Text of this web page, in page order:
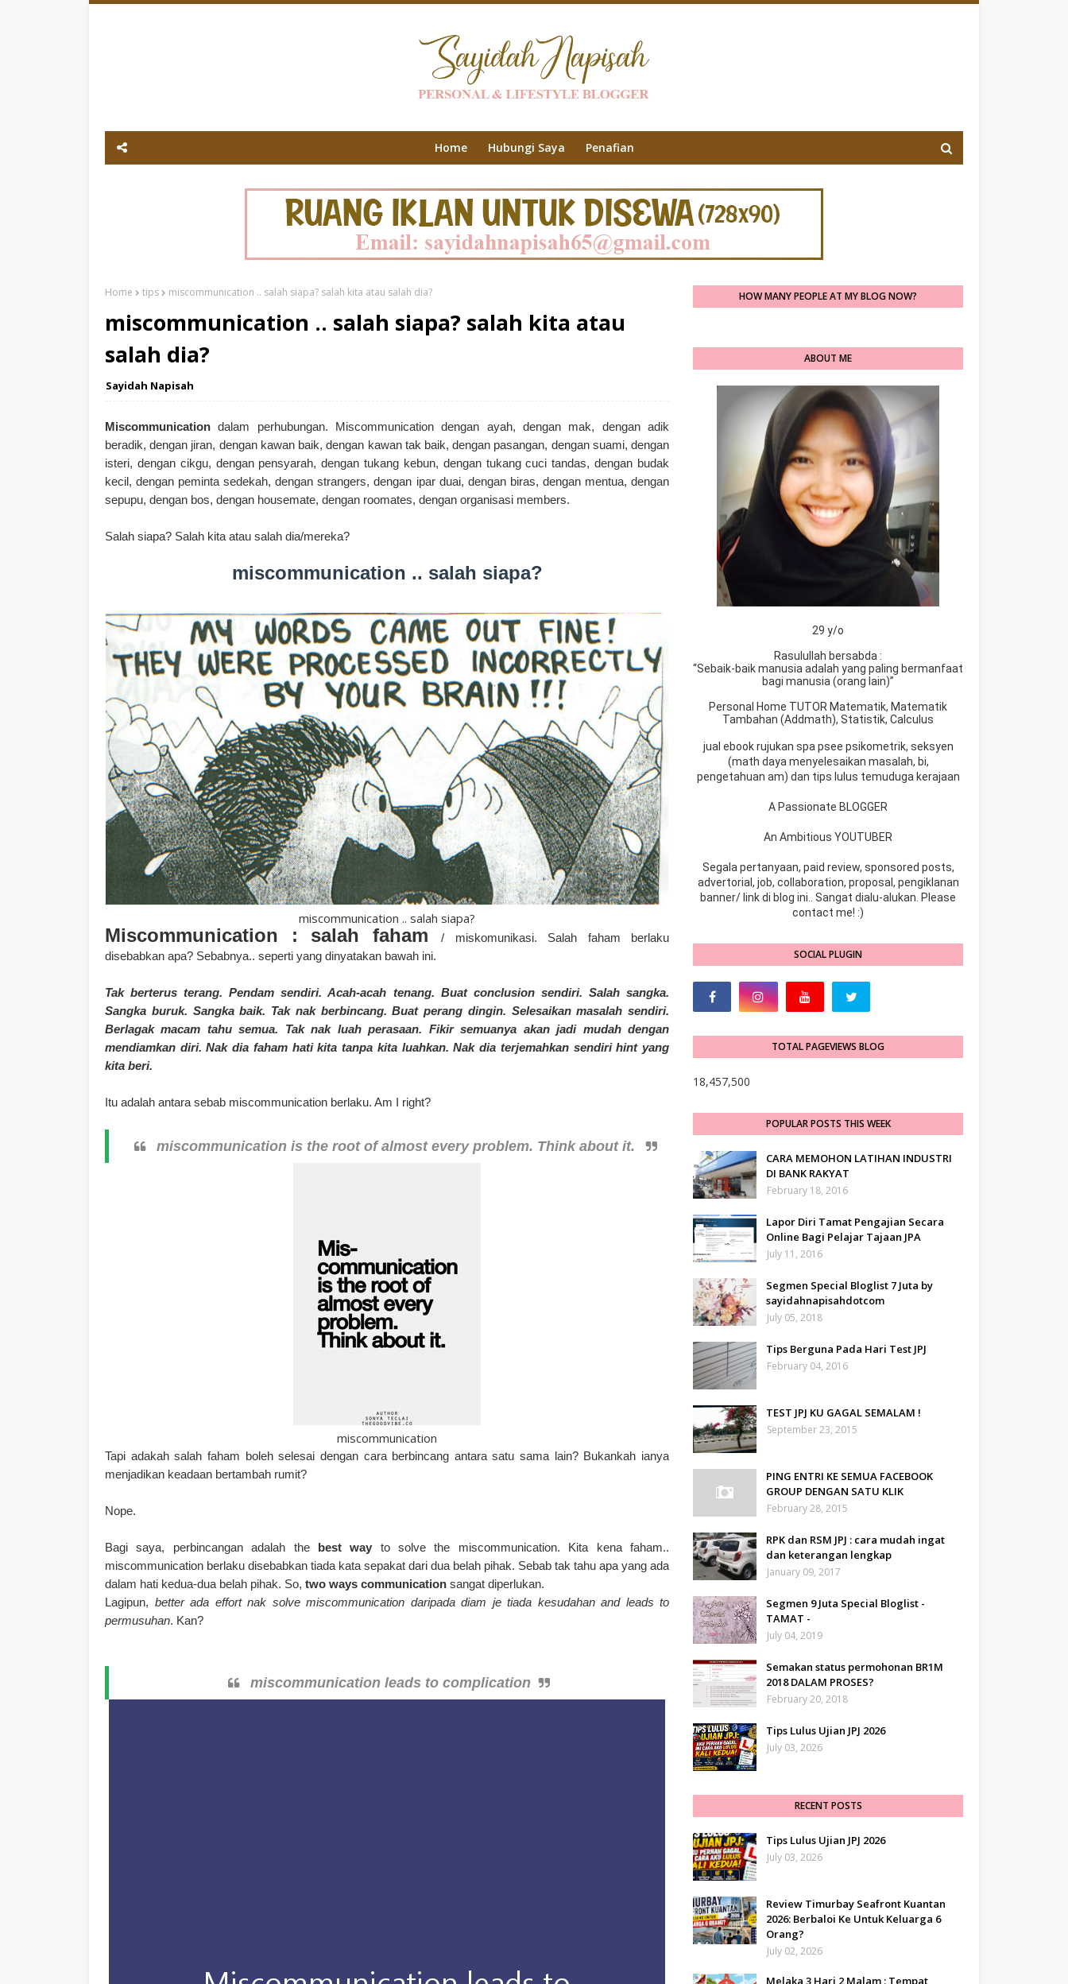
Home Hubungi Saya Penafian
Home tips miscommunication .. salah siapa? salah kita atau salah dia?
miscommunication .. salah siapa? salah kita atau
salah dia?
Sayidah Napisah
Miscommunication dalam perhubungan. Miscommunication dengan ayah, dengan mak, dengan adik
beradik, dengan jiran, dengan kawan baik, dengan kawan tak baik, dengan pasangan, dengan suami, dengan
isteri, dengan cikgu, dengan pensyarah, dengan tukang kebun, dengan tukang cuci tandas, dengan budak
kecil, dengan peminta sedekah, dengan strangers, dengan ipar duai, dengan biras, dengan mentua, dengan
sepupu, dengan bos, dengan housemate, dengan roomates, dengan organisasi members.
Salah siapa? Salah kita atau salah dia/mereka?
miscommunication .. salah siapa?
miscommunication .. salah siapa?
Miscommunication : salah faham
/ miskomunikasi. Salah faham berlaku
disebabkan apa? Sebabnya.. seperti yang dinyatakan bawah ini.
Tak berterus terang. Pendam sendiri. Acah-acah tenang. Buat conclusion sendiri. Salah sangka.
Sangka buruk. Sangka baik. Tak nak berbincang. Buat perang dingin. Selesaikan masalah sendiri.
Berlagak macam tahu semua. Tak nak luah perasaan. Fikir semuanya akan jadi mudah dengan
mendiamkan diri. Nak dia faham hati kita tanpa kita luahkan. Nak dia terjemahkan sendiri hint yang
kita beri.
Itu adalah antara sebab miscommunication berlaku. Am I right?
miscommunication is the root of almost every problem. Think about it.
miscommunication
Tapi adakah salah faham boleh selesai dengan cara berbincang antara satu sama lain? Bukankah ianya
menjadikan keadaan bertambah rumit?
Nope.
Bagi saya, perbincangan adalah the best way to solve the miscommunication. Kita kena faham..
miscommunication berlaku disebabkan tiada kata sepakat dari dua belah pihak. Sebab tak tahu apa yang ada
dalam hati kedua-dua belah pihak. So, two ways communication sangat diperlukan.
Lagipun, better ada effort nak solve miscommunication daripada diam je tiada kesudahan and leads to
permusuhan. Kan?
miscommunication leads to complication
HOW MANY PEOPLE AT MY BLOG NOW?
ABOUT ME
29 y/o
Rasulullah bersabda :
“Sebaik-baik manusia adalah yang paling bermanfaat
bagi manusia (orang lain)”
Personal Home TUTOR Matematik, Matematik
Tambahan (Addmath), Statistik, Calculus
jual ebook rujukan spa psee psikometrik, seksyen
(math daya menyelesaikan masalah, bi,
pengetahuan am) dan tips lulus temuduga kerajaan
A Passionate BLOGGER
An Ambitious YOUTUBER
Segala pertanyaan, paid review, sponsored posts,
advertorial, job, collaboration, proposal, pengiklanan
banner/ link di blog ini.. Sangat dialu-alukan. Please
contact me! :)
SOCIAL PLUGIN
TOTAL PAGEVIEWS BLOG
18,457,500
POPULAR POSTS THIS WEEK
CARA MEMOHON LATIHAN INDUSTRI
DI BANK RAKYAT
February 18, 2016
Lapor Diri Tamat Pengajian Secara
Online Bagi Pelajar Tajaan JPA
July 11, 2016
Segmen Special Bloglist 7 Juta by
sayidahnapisahdotcom
July 05, 2018
Tips Berguna Pada Hari Test JPJ
February 04, 2016
TEST JPJ KU GAGAL SEMALAM !
September 23, 2015
PING ENTRI KE SEMUA FACEBOOK
GROUP DENGAN SATU KLIK
February 28, 2015
RPK dan RSM JPJ : cara mudah ingat
dan keterangan lengkap
January 09, 2017
Segmen 9 Juta Special Bloglist -
TAMAT -
July 04, 2019
Semakan status permohonan BR1M
2018 DALAM PROSES?
February 20, 2018
Tips Lulus Ujian JPJ 2026
July 03, 2026
RECENT POSTS
Tips Lulus Ujian JPJ 2026
July 03, 2026
Review Timurbay Seafront Kuantan
2026: Berbaloi Ke Untuk Keluarga 6
Orang?
July 02, 2026
Melaka 3 Hari 2 Malam : Tempat